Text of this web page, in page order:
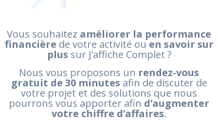
Vous souhaitez améliorer la performance
financière de votre activité ouen savoir sur
plus sur J’affiche Complet ?
Nous vous proposons un rendez-vous
gratuit de 30 minutes afin de discuter de
votre projet et des solutions que nous
pourrons vous apporter afin d’augmenter
votre chiffre d’affaires.